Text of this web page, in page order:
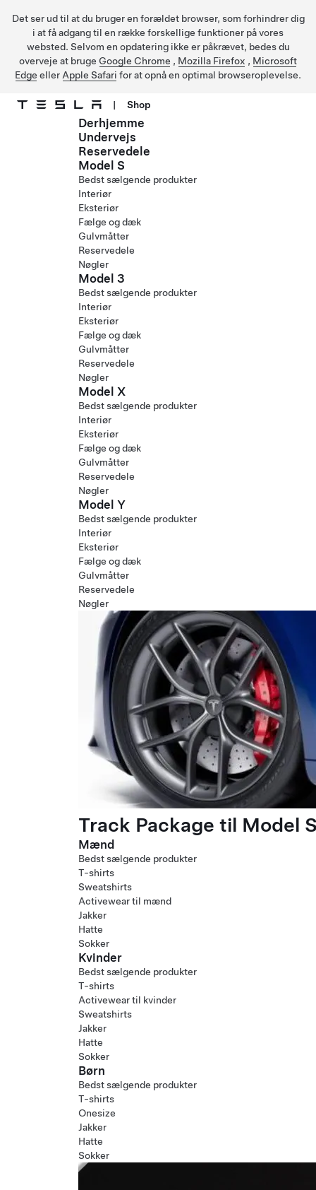
Det ser ud til at du bruger en forældet browser, som forhindrer dig
i at få adgang til en række forskellige funktioner på vores
websted. Selvom en opdatering ikke er påkrævet, bedes du
overveje at bruge Google Chrome , Mozilla Firefox , Microsoft
Edge eller Apple Safari for at opnå en optimal browseroplevelse.
Gå til hovedindhold
| Shop
Derhjemme
Undervejs
Reservedele
Model S
Bedst sælgende produkter
Interiør
Eksteriør
Fælge og dæk
Gulvmåtter
Reservedele
Nøgler
Model 3
Bedst sælgende produkter
Interiør
Eksteriør
Fælge og dæk
Gulvmåtter
Reservedele
Nøgler
Model X
Bedst sælgende produkter
Interiør
Eksteriør
Fælge og dæk
Gulvmåtter
Reservedele
Nøgler
Model Y
Bedst sælgende produkter
Interiør
Eksteriør
Fælge og dæk
Gulvmåtter
Reservedele
Nøgler
Track Package til Model
Mænd
Bedst sælgende produkter
T-shirts
Sweatshirts
Activewear til mænd
Jakker
Hatte
Sokker
Kvinder
Bedst sælgende produkter
T-shirts
Activewear til kvinder
Sweatshirts
Jakker
Hatte
Sokker
Børn
Bedst sælgende produkter
T-shirts
Onesize
Jakker
Hatte
Sokker